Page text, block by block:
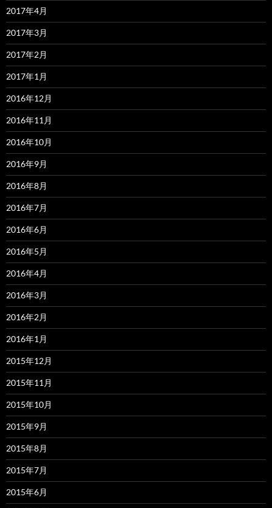
2017年4月
2017年3月
2017年2月
2017年1月
2016年12月
2016年11月
2016年10月
2016年9月
2016年8月
2016年7月
2016年6月
2016年5月
2016年4月
2016年3月
2016年2月
2016年1月
2015年12月
2015年11月
2015年10月
2015年9月
2015年8月
2015年7月
2015年6月